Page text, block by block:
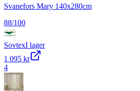
Svanefors Mary 140x280cm
88/100
SovtexI lager
1 095 kr
4